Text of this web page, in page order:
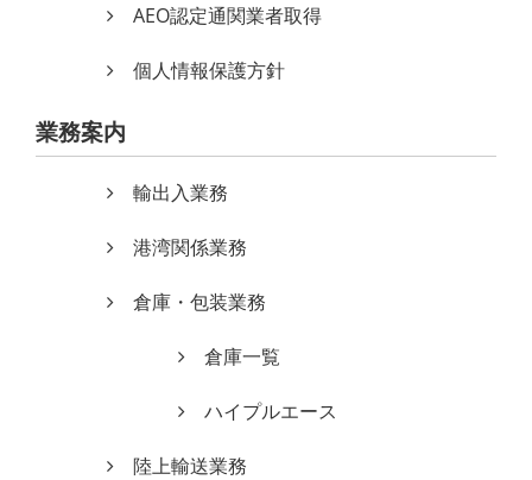
AEO認定通関業者取得
個人情報保護方針
業務案内
輸出入業務
港湾関係業務
倉庫・包装業務
倉庫一覧
ハイプルエース
陸上輸送業務